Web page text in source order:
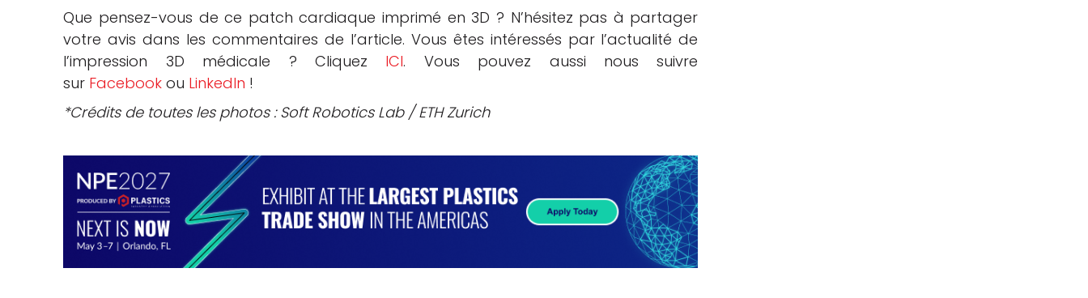
Que pensez-vous de ce patch cardiaque imprimé en 3D ? N’hésitez pas à partager
votre avis dans les commentaires de l’article. Vous êtes intéressés par l’actualité de
l’impression 3D médicale ? Cliquez ICI. Vous pouvez aussi nous suivre
sur Facebook ou LinkedIn !
*Crédits de toutes les photos : Soft Robotics Lab / ETH Zurich